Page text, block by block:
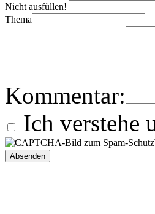
Nicht ausfüllen!
Thema
Kommentar:
Ich verstehe